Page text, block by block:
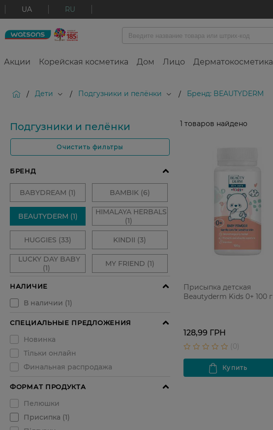
UA RU
Акции Корейская косметика Дом Лицо Дерматокосметика
/ Дети / Подгузники и пелёнки / Бренд: BEAUTYDERM
Подгузники и пелёнки
Очистить фильтры
1 товаров найдено
Присыпка детская
Beautyderm Kids 0+ 100 г
128,99 ГРН